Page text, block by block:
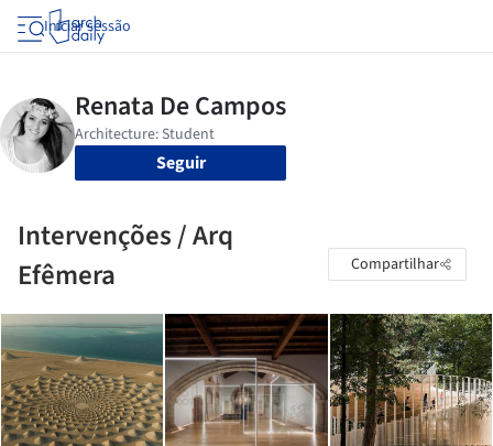
Iniciar sessão
Seguir
Intervenções / Arq
Efêmera
Compartilhar